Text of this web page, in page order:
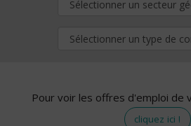
Pour voir les offres d'emploi de
cliquez ici !